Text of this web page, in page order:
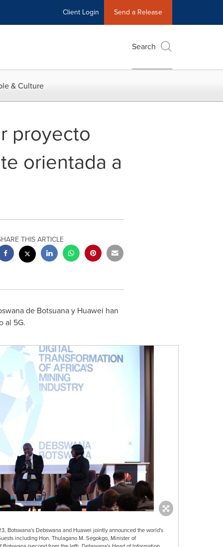
Client Login Send a Release
Search
& Culture
proyecto
orientada a
THIS ARTICLE
de Botsuana y Huawei han
al 5G.
Botswana's Debswana and Huawei jointly announced the world's
including Hon. Thulagano M. Segokgo, Minister of